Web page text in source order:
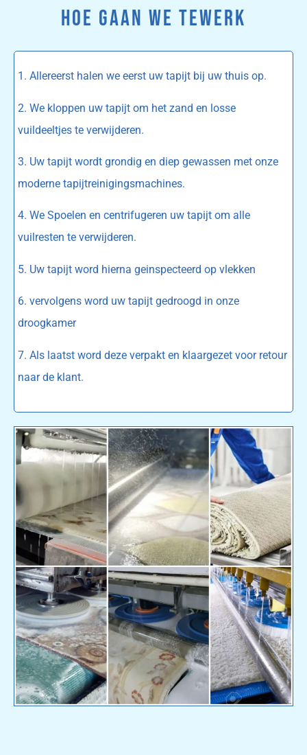
HOE GAAN WE TEWERK
1. Allereerst halen we eerst uw tapijt bij uw thuis op.
2. We kloppen uw tapijt om het zand en losse
vuildeeltjes te verwijderen.
3. Uw tapijt wordt grondig en diep gewassen met onze
moderne tapijtreinigingsmachines.
4. We Spoelen en centrifugeren uw tapijt om alle
vuilresten te verwijderen.
5. Uw tapijt word hierna geinspecteerd op vlekken
6. vervolgens word uw tapijt gedroogd in onze
droogkamer
7. Als laatst word deze verpakt en klaargezet voor retour
naar de klant.